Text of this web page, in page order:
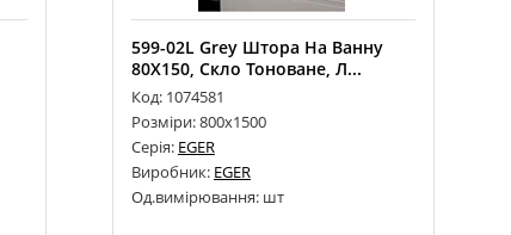
599-02L Grey Штора На Ванну
80Х150, Скло Тоноване, Л...
Код: 1074581
Розміри: 800х1500
Серія: EGER
Виробник: EGER
Од.вимірювання: шт